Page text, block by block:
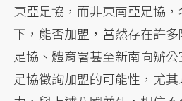
東亞足協，而非東南亞足協
下，能否加盟，當然存在許
足協、體育署甚至新南向辦
足協徵詢加盟的可能性，尤